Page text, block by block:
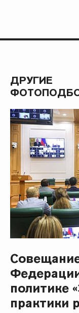
ДРУГИЕ
политике
практики